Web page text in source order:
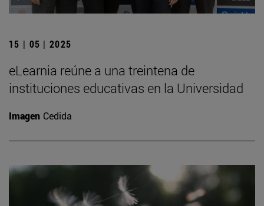
15 | 05 | 2025
eLearnia reúne a una treintena de
instituciones educativas en la Universidad
Imagen Cedida